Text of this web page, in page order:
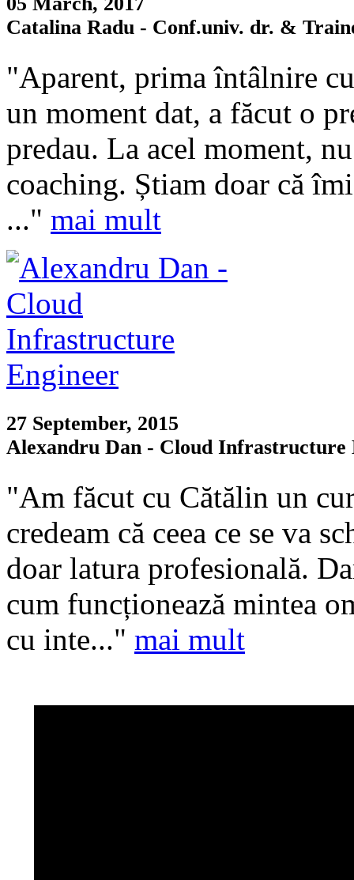
Catalina Radu - Conf.univ. dr. &
"Aparent, prima întâlnire
un moment dat, a făcut o
predau. La acel moment,
coaching. Știam doar că
..." mai mult
27 September, 2015
Alexandru Dan - Cloud Infrastructure
"Am făcut cu Cătălin un
credeam că ceea ce se va
doar latura profesională.
cum funcționează mintea
cu inte..." mai mult